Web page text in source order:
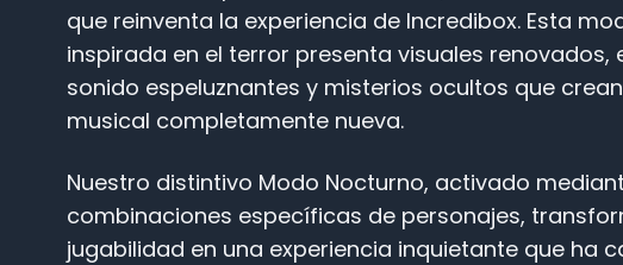
que reinventa la experiencia de Incredibox. Esta
inspirada en el terror presenta visuales renovados,
sonido espeluznantes y misterios ocultos que
musical completamente nueva.
Nuestro distintivo Modo Nocturno, activado
combinaciones específicas de personajes,
jugabilidad en una experiencia inquietante que ha